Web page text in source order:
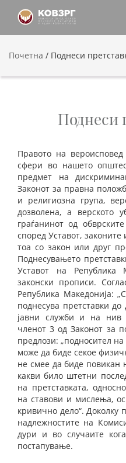
Почетна / Поднеси
Поднеси
Правото на
сфери во нашето
предмет на
Законот за правна
и религиозна група,
дозволена, а верското
граѓанинот од
според Уставот,
тоа со закон или друг
Поднесувањето
Уставот на Република
законски прописи.
Република Македонија:
поднесува претставки
јавни служби и на нив
членот 3 од Законот за
предлози: „подносител
може да биде секое
не смее да биде повикан
какви било штетни
на претставката,
на ставови и мислења,
кривично дело“. Доколку
надлежностите на
дури и во случаите
постапување.